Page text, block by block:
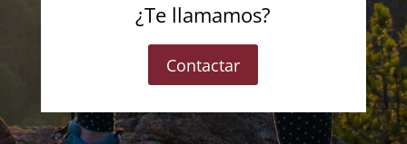
¿Te llamamos?
Contactar